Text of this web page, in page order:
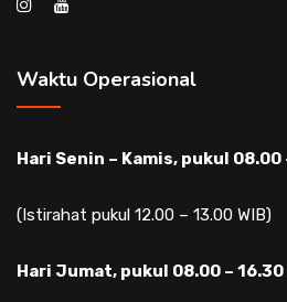
Waktu Operasional
Hari Senin – Kamis, pukul 08.00
(Istirahat pukul 12.00 – 13.00 WIB)
Hari Jumat, pukul 08.00 – 16.30